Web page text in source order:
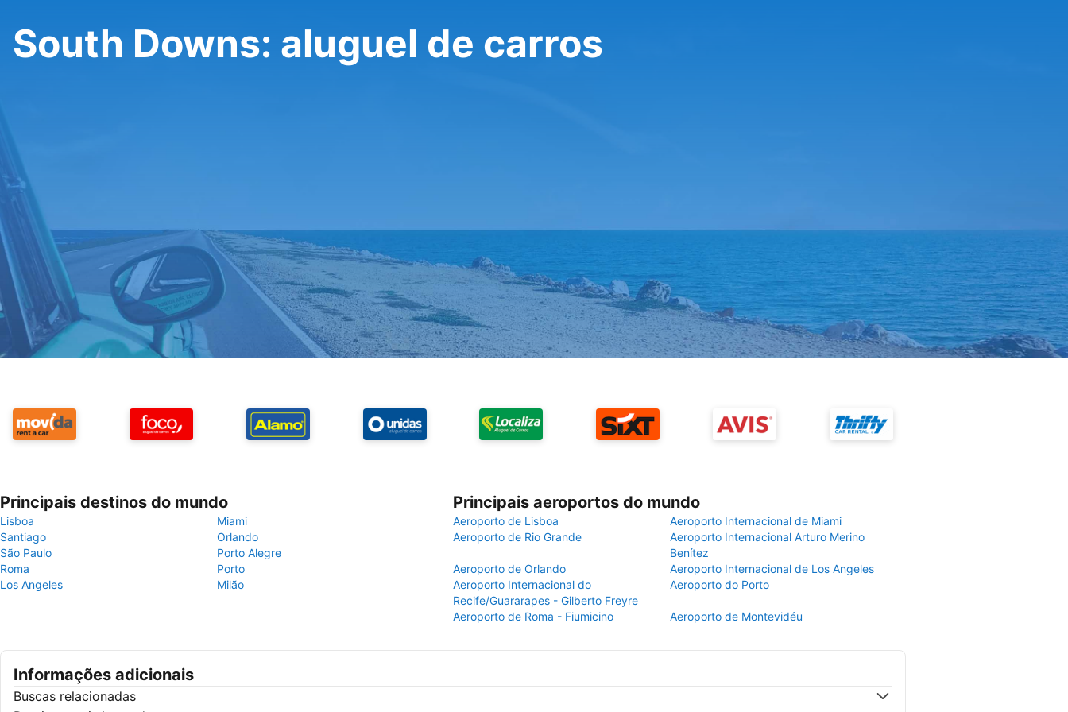
South Downs: aluguel de carros
Principais destinos do mundo
Lisboa
Miami
Santiago
Orlando
São Paulo
Porto Alegre
Roma
Porto
Los Angeles
Milão
Principais aeroportos do mundo
Aeroporto de Lisboa
Aeroporto Internacional de Miami
Aeroporto de Rio Grande
Aeroporto Internacional Arturo Merino
Benítez
Aeroporto de Orlando
Aeroporto Internacional de Los Angeles
Aeroporto Internacional do
Recife/Guararapes - Gilberto Freyre
Aeroporto do Porto
Aeroporto de Roma - Fiumicino Aeroporto de Montevidéu
Informações adicionais
Buscas relacionadas